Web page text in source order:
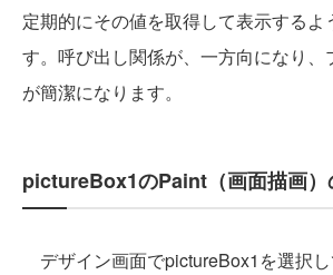
定期的にその値を取得して表示するよ
す。呼び出し関係が、一方向になり、
が簡潔になります。
pictureBox1のPaint（画面描画）
デザイン画面でpictureBox1を選択し